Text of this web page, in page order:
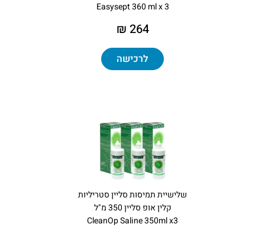
Easysept 360 ml x 3
264 ₪
לרכישה
שלישיית תמיסות סליין סטריליות
קלין אופ סליין 350 מ"ל
CleanOp Saline 350ml x3